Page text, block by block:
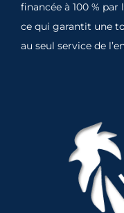
financée à 100 %
ce qui garantit une
au seul service de